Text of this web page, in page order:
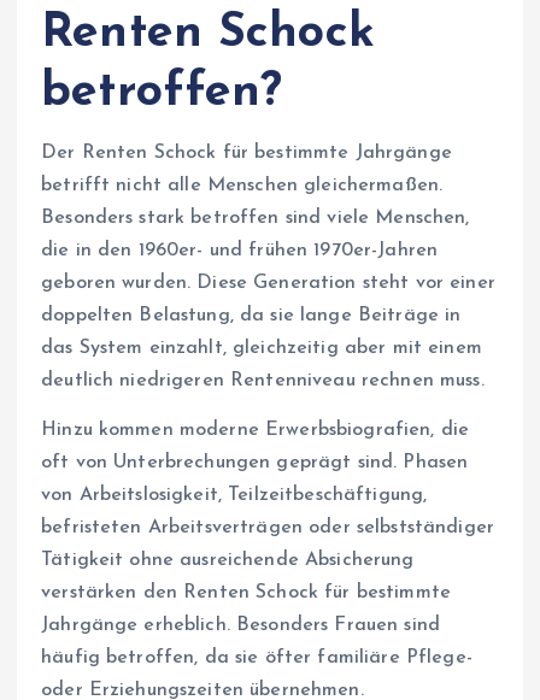
Renten Schock
betroffen?
Der Renten Schock für bestimmte Jahrgänge
betrifft nicht alle Menschen gleichermaßen.
Besonders stark betroffen sind viele Menschen,
die in den 1960er- und frühen 1970er-Jahren
geboren wurden. Diese Generation steht vor einer
doppelten Belastung, da sie lange Beiträge in
das System einzahlt, gleichzeitig aber mit einem
deutlich niedrigeren Rentenniveau rechnen muss.
Hinzu kommen moderne Erwerbsbiografien, die
oft von Unterbrechungen geprägt sind. Phasen
von Arbeitslosigkeit, Teilzeitbeschäftigung,
befristeten Arbeitsverträgen oder selbstständiger
Tätigkeit ohne ausreichende Absicherung
verstärken den Renten Schock für bestimmte
Jahrgänge erheblich. Besonders Frauen sind
häufig betroffen, da sie öfter familiäre Pflege-
oder Erziehungszeiten übernehmen.